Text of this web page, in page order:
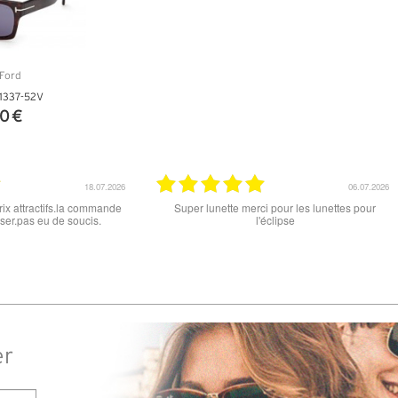
52V
€
15.06.2026
que ce soit le produit commandé
ou la livraison . merci
super les lunettes, très cool, merci